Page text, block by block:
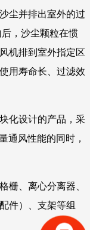
尘并排出室外的过
，沙尘颗粒在惯
机排到室外指定区
用寿命长、过滤效
化设计的产品，采
通风性能的同时，
栅、离心分离器、
件）、支架等组